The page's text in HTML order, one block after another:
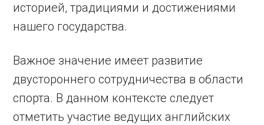
историей, традициями и достижениями
нашего государства.
Важное значение имеет развитие
двустороннего сотрудничества в области
спорта. В данном контексте следует
отметить участие ведущих анг­лийских